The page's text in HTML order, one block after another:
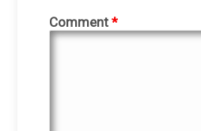
Comment*